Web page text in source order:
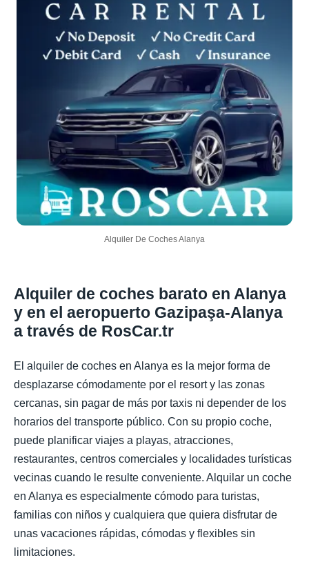
Alquiler De Coches Alanya
Alquiler de coches barato en Alanya
y en el aeropuerto Gazipaşa-Alanya
a través de RosCar.tr
El alquiler de coches en Alanya es la mejor forma de
desplazarse cómodamente por el resort y las zonas
cercanas, sin pagar de más por taxis ni depender de los
horarios del transporte público. Con su propio coche,
puede planificar viajes a playas, atracciones,
restaurantes, centros comerciales y localidades turísticas
vecinas cuando le resulte conveniente. Alquilar un coche
en Alanya es especialmente cómodo para turistas,
familias con niños y cualquiera que quiera disfrutar de
unas vacaciones rápidas, cómodas y flexibles sin
limitaciones.